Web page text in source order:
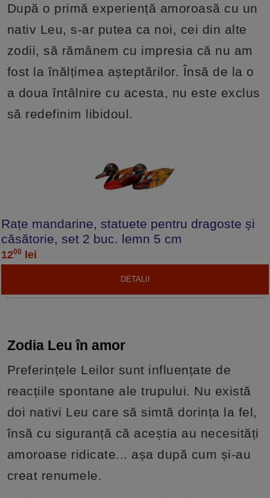
După o primă experiență amoroasă cu un
nativ Leu, s-ar putea ca noi, cei din alte
zodii, să rămânem cu impresia că nu am
fost la înălțimea așteptărilor. Însă de la o
a doua întâlnire cu acesta, nu este exclus
să redefinim libidoul.
Rațe mandarine, statuete pentru dragoste și
căsătorie, set 2 buc. lemn 5 cm
1200 lei
DETALII
Zodia Leu în amor
Preferințele Leilor sunt influențate de
reacțiile spontane ale trupului. Nu există
doi nativi Leu care să simtă dorința la fel,
însă cu siguranță că aceștia au necesități
amoroase ridicate... așa după cum și-au
creat renumele.